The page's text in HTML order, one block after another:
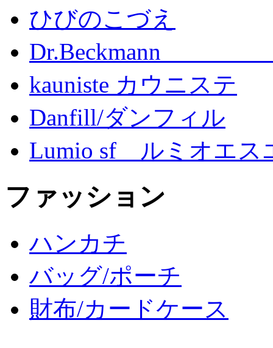
ひびのこづえ
Dr.Beckmann
kauniste カウニステ
Danfill/ダンフィル
Lumio sf ルミオエス
ファッション
ハンカチ
バッグ/ポーチ
財布/カードケース